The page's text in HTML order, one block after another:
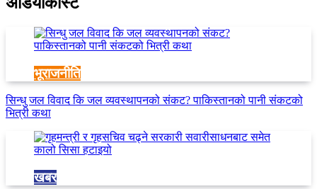
भूराजनीति
सिन्धु जल विवाद कि जल व्यवस्थापनको संकट? पाकिस्तानको पानी संकटको
भित्री कथा
खबर